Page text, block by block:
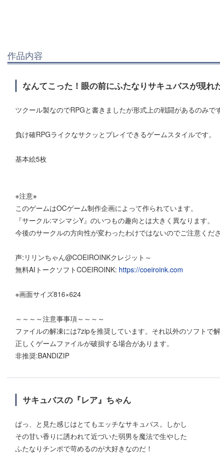
作品内容
なんてこった！眼の前にふたなりサキュバスが現れ
ツクール製なのでRPGと書きましたが形式上の戦闘があるのみで
負け確RPGライクなサクッとプレイできるゲームスタイルです。
基本絵5枚
※注意※
このゲームはOCゲーム制作企画によって作られています。
『サークル:マシマシY』のいつもの趣向とは大きく異なります。
今後のサークルの方向性が変わったわけではないのでご注意くだ
声:リリンちゃん@COEIROINKクレジット～
無料AIトークソフトCOEIROINK: https://coeiroink.com
※画面サイズ816×624
～～～～注意事事項～～～～
ファイルの解凍には7zipを推奨しています。それ以外のソフトで
正しくゲームファイルが破損する場合があります。
非推奨:BANDIZIP
サキュバスの『レア』ちゃん
ぱっ、と見た感じはとてもエッチなサキュバス。しかし
その甘い香りに誘われて近づいた弱男を魔法で生やした
ふたなりチンポで苛めるのが大好きなのだ！